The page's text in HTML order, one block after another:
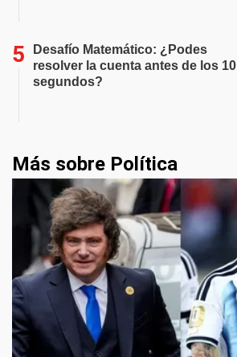
Desafío Matemático: ¿Podes
resolver la cuenta antes de los 10
segundos?
Más sobre Política